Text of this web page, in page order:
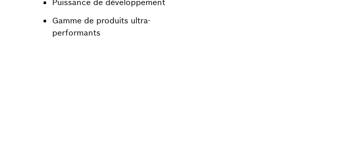
Gamme de produits ultra-
performants​